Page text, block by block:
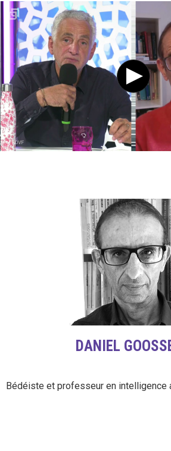
DANIEL
Bédéiste et professeur en intelligence